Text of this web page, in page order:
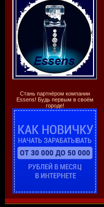
Стань партнёром компании
Essens! Будь первым в своём
городе!